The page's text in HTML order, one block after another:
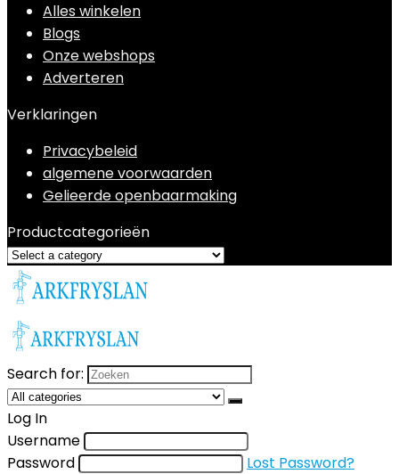
Alles winkelen
Blogs
Onze webshops
Adverteren
Verklaringen
Privacybeleid
algemene voorwaarden
Gelieerde openbaarmaking
Productcategorieën
Search for:
Log In
Username
Password
Lost Password?